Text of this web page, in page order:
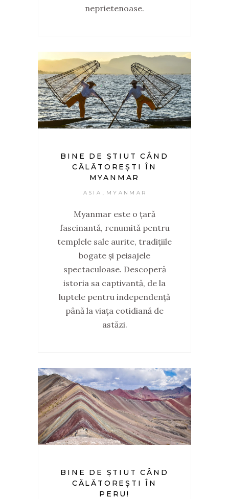
neprietenoase.
BINE DE ȘTIUT CÂND
CĂLĂTOREȘTI ÎN
MYANMAR
ASIA MYANMAR
Myanmar este o țară
fascinantă, renumită pentru
templele sale aurite, tradițiile
bogate și peisajele
spectaculoase. Descoperă
istoria sa captivantă, de la
luptele pentru independență
până la viața cotidiană de
astăzi.
BINE DE ȘTIUT CÂND
CĂLĂTOREȘTI ÎN
PERU!